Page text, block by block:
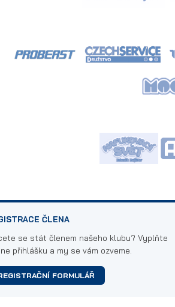
ČLENA
se stát členem našeho klubu? Vyplňte
přihlášku a my se vám ozveme.
FORMULÁŘ